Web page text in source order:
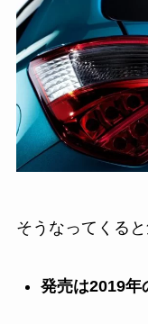
そうなってくる
発売は2019年